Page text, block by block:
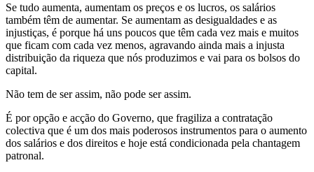
Se tudo aumenta, aumentam os preços e os lucros, os salários
também têm de aumentar. Se aumentam as desigualdades e as
injustiças, é porque há uns poucos que têm cada vez mais e muitos
que ficam com cada vez menos, agravando ainda mais a injusta
distribuição da riqueza que nós produzimos e vai para os bolsos do
capital.
Não tem de ser assim, não pode ser assim.
É por opção e acção do Governo, que fragiliza a contratação
colectiva que é um dos mais poderosos instrumentos para o aumento
dos salários e dos direitos e hoje está condicionada pela chantagem
patronal.